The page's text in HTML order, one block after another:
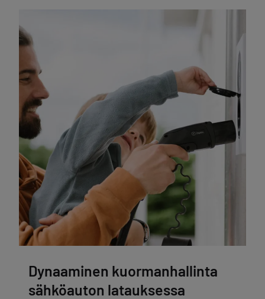
Dynaaminen kuormanhallinta
sähköauton latauksessa